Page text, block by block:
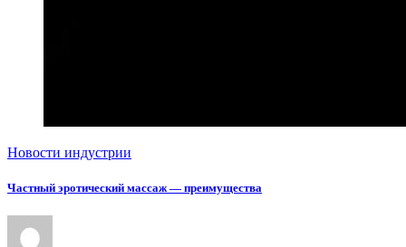
Новости индустрии
Частный эротический массаж — преимущества